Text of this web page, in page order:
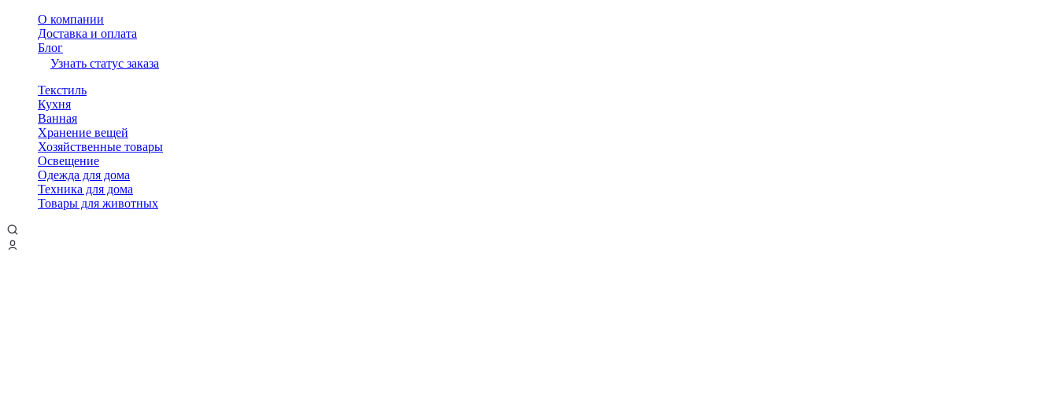
О компании
Доставка и оплата
Блог
Узнать статус заказа
Текстиль
Кухня
Ванная
Хранение вещей
Хозяйственные товары
Освещение
Одежда для дома
Техника для дома
Товары для животных